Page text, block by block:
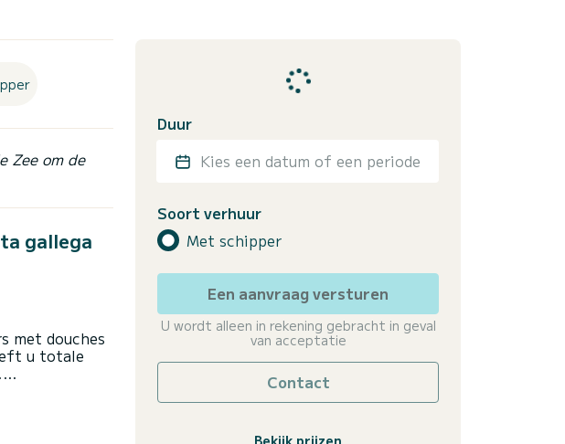
Zee om de
gallega
met douches
u totale
Aan dek
Duur
Kies een datum of een periode
Soort verhuur
Met schipper
Een aanvraag versturen
U wordt alleen in rekening gebracht in geval
van acceptatie
Contact